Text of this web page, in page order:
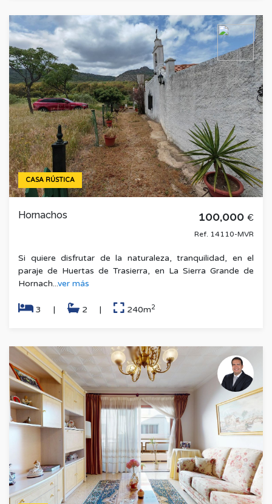
CASA RÚSTICA
Hornachos 100,000 €
Ref. 14110-MVR
Si quiere disfrutar de la naturaleza, tranquilidad, en el
paraje de Huertas de Trasierra, en La Sierra Grande de
Hornach...ver más
3 | 2 | 240m2